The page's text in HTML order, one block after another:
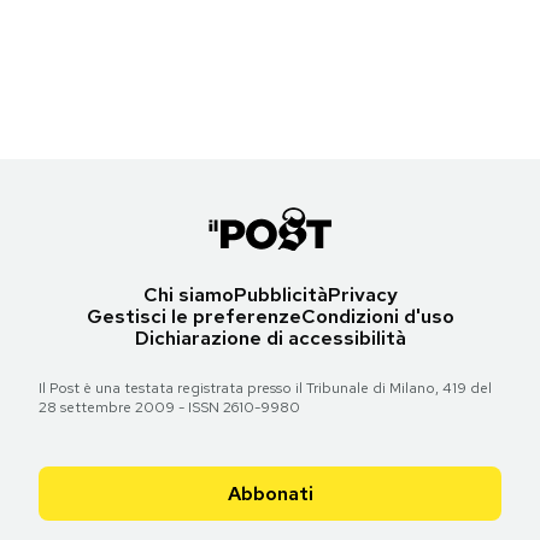
Chi siamoPubblicitàPrivacy
Gestisci le preferenzeCondizioni d'uso
Dichiarazione di accessibilità
Il Post è una testata registrata presso il Tribunale di Milano, 419 del
28 settembre 2009 - ISSN 2610-9980
Abbonati